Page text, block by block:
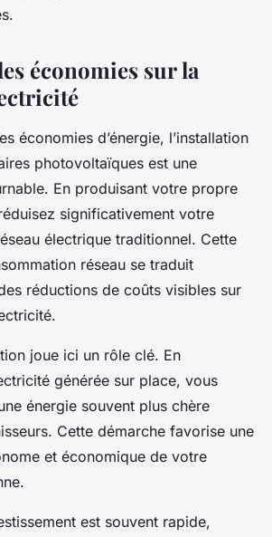
économies sur la
économies d’énergie, l’installation
photovoltaïques est une
En produisant votre propre
significativement votre
électrique traditionnel. Cette
réseau se traduit
réductions de coûts visibles sur
joue ici un rôle clé. En
générée sur place, vous
énergie souvent plus chère
Cette démarche favorise une
et économique de votre
est souvent rapide,